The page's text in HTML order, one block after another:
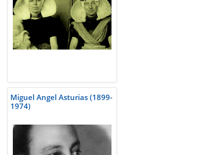
Miguel Angel Asturias (1899-
1974)